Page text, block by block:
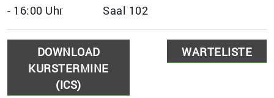
- 16:00 Uhr
Saal 102
DOWNLOAD
KURSTERMINE
(ICS)
WARTELISTE